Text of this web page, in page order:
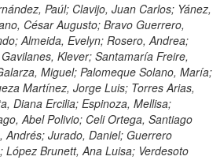
Paúl; Clavijo, Juan Carlos; Yánez,
César Augusto; Bravo Guerrero,
Almeida, Evelyn; Rosero, Andrea;
Klever; Santamaría Freire,
Miguel; Palomeque Solano, María;
Martínez, Jorge Luis; Torres Arias,
Diana Ercilia; Espinoza, Mellisa;
Abel Polivio; Celi Ortega, Santiago
Andrés; Jurado, Daniel; Guerrero
Brunett, Ana Luisa; Verdesoto